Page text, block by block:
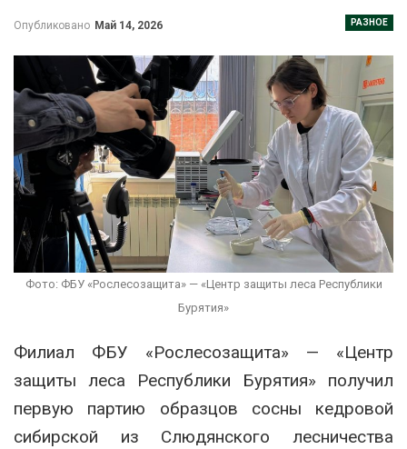
РАЗНОЕ
Опубликовано Май 14, 2026
Фото: ФБУ «Рослесозащита» — «Центр защиты леса Республики
Бурятия»
Филиал ФБУ «Рослесозащита» — «Центр
защиты леса Республики Бурятия» получил
первую партию образцов сосны кедровой
сибирской из Слюдянского лесничества